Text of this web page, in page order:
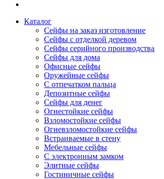
Каталог
Сейфы на заказ изготовление
Сейфы с отделкой деревом
Сейфы серийного производства
Сейфы для дома
Офисные сейфы
Оружейные сейфы
С отпечатком пальца
Депозитные сейфы
Сейфы для денег
Огнестойкие сейфы
Взломостойкие сейфы
Огневзломостойкие сейфы
Встраиваемые в стену
Мебельные сейфы
С электронным замком
Элитные сейфы
Гостиничные сейфы